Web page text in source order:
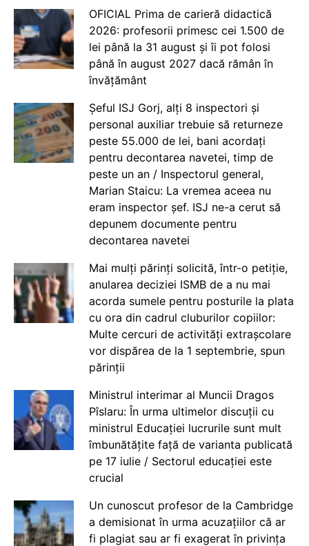
OFICIAL Prima de carieră didactică
2026: profesorii primesc cei 1.500 de
lei până la 31 august și îi pot folosi
până în august 2027 dacă rămân în
învățământ
Șeful ISJ Gorj, alți 8 inspectori și
personal auxiliar trebuie să returneze
peste 55.000 de lei, bani acordați
pentru decontarea navetei, timp de
peste un an / Inspectorul general,
Marian Staicu: La vremea aceea nu
eram inspector șef. ISJ ne-a cerut să
depunem documente pentru
decontarea navetei
Mai mulți părinți solicită, într-o petiție,
anularea deciziei ISMB de a nu mai
acorda sumele pentru posturile la plata
cu ora din cadrul cluburilor copiilor:
Multe cercuri de activități extrașcolare
vor dispărea de la 1 septembrie, spun
părinții
Ministrul interimar al Muncii Dragos
Pîslaru: În urma ultimelor discuții cu
ministrul Educației lucrurile sunt mult
îmbunătățite față de varianta publicată
pe 17 iulie / Sectorul educației este
crucial
Un cunoscut profesor de la Cambridge
a demisionat în urma acuzațiilor că ar
fi plagiat sau ar fi exagerat în privința